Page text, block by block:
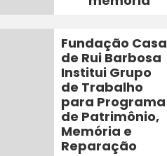
Fundação Casa
de Rui Barbosa
Institui Grupo
de Trabalho
para Programa
de Patrimônio,
Memória e
Reparação